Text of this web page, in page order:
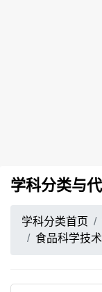
学科分类与
学科分类首页
食品科学技